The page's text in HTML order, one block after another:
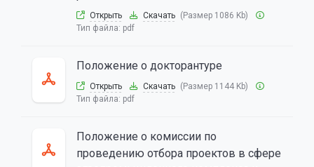
Открыть Скачать (Размер 1086 Kb)
Тип файла: pdf
Положение о докторантуре
Открыть Скачать (Размер 1144 Kb)
Тип файла: pdf
Положение о комиссии по
проведению отбора проектов в сфере